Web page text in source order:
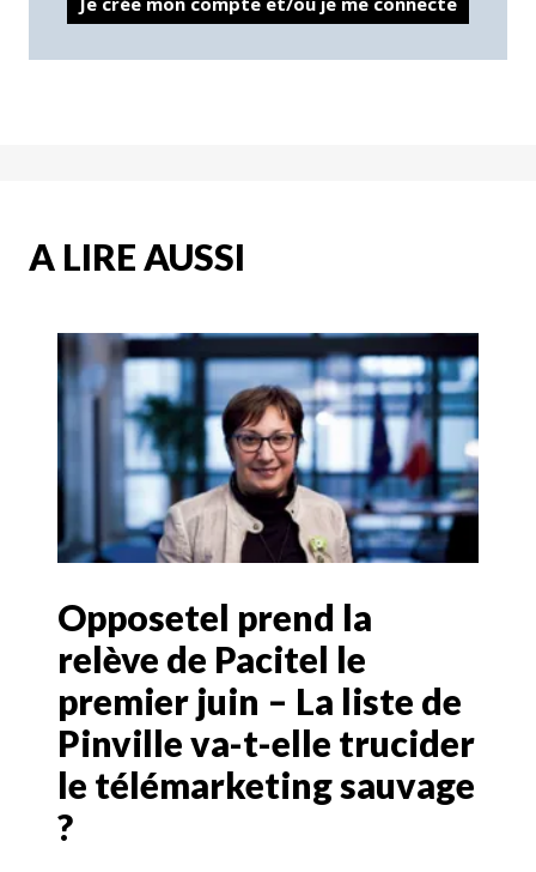
A LIRE AUSSI
Opposetel prend la
relève de Pacitel le
premier juin – La liste de
Pinville va-t-elle trucider
le télémarketing sauvage
?